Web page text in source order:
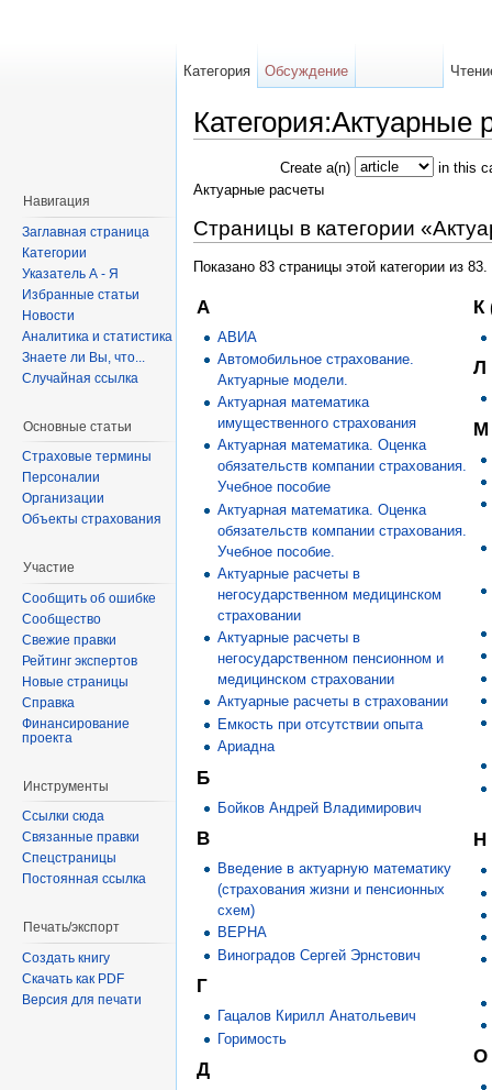
Категория:Актуарные
Create a(n)
in this
Актуарные расчеты
Страницы в категории
Показано 83 страницы этой категории из 83.
А
АВИА
Автомобильное страхование.
Актуарные модели.
Актуарная математика
имущественного страхования
Актуарная математика. Оценка
обязательств компании страхования.
Учебное пособие
Актуарная математика. Оценка
обязательств компании страхования.
Учебное пособие.
Актуарные расчеты в
негосударственном медицинском
страховании
Актуарные расчеты в
негосударственном пенсионном и
медицинском страховании
Актуарные расчеты в страховании
Емкость при отсутствии опыта
Ариадна
Б
Бойков Андрей Владимирович
В
Введение в актуарную математику
(страхования жизни и пенсионных
схем)
ВЕРНА
Виноградов Сергей Эрнстович
Г
Гацалов Кирилл Анатольевич
Горимость
Д
К
Л
М
Н
О
Категория Обсуждение
Навигация
Заглавная страница
Категории
Указатель А - Я
Избранные статьи
Новости
Аналитика и статистика
Знаете ли Вы, что...
Случайная ссылка
Основные статьи
Страховые термины
Персоналии
Организации
Объекты страхования
Участие
Сообщить об ошибке
Сообщество
Свежие правки
Рейтинг экспертов
Новые страницы
Справка
Финансирование
проекта
Инструменты
Ссылки сюда
Связанные правки
Спецстраницы
Постоянная ссылка
Печать/экспорт
Создать книгу
Скачать как PDF
Версия для печати